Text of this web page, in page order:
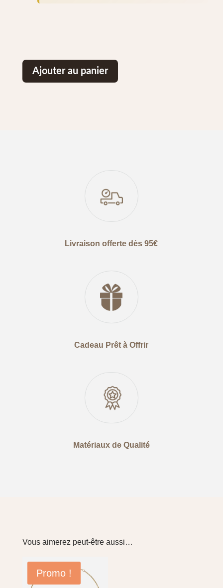
Ajouter au panier
Livraison offerte dès 95€
Cadeau Prêt à Offrir
Matériaux de Qualité
Vous aimerez peut-être aussi…
Promo !